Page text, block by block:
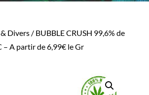
Divers/ BUBBLE CRUSH 99,6% de
– A partir de 6,99€ le Gr